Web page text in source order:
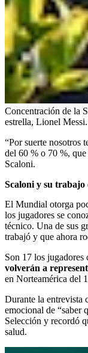
Concentración de la
estrella, Lionel Messi.
“Por suerte nosotros
del 60 % o 70 %,
Scaloni.
Scaloni y su
El Mundial otorga
los jugadores se
técnico. Una de sus
trabajó y que ahora
Son 17 los jugadores
volverán a
en Norteamérica del
Durante la entrevista
emocional de “saber
Selección y recordó
salud.